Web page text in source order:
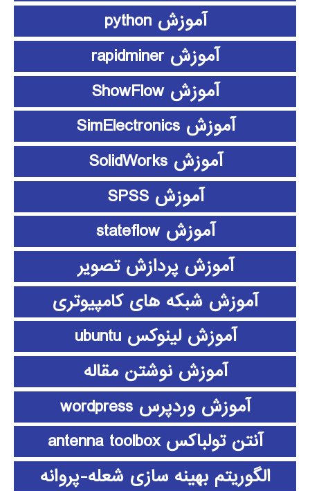
آموزش python
آموزش rapidminer
آموزش ShowFlow
آموزش SimElectronics
آموزش SolidWorks
آموزش SPSS
آموزش stateflow
آموزش پردازش تصویر
آموزش شبکه های کامپیوتری
آموزش لینوکس ubuntu
آموزش نوشتن مقاله
آموزش وردپرس wordpress
آنتن تولباکس antenna toolbox
الگوریتم بهینه سازی شعله-پروانه